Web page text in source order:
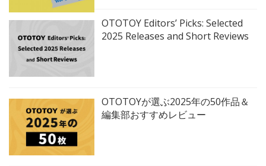
OTOTOY Editors’ Picks: Selected
2025 Releases and Short Reviews
OTOTOYが選ぶ2025年の50作品＆
編集部おすすめレビュー